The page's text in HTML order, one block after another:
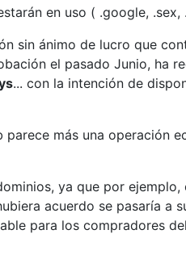
en uso ( .google, .sex,
sin ánimo de lucro que
el pasado Junio, ha
... con la intención de
más una operación
ya que por
acuerdo se pasaría a
para los compradores